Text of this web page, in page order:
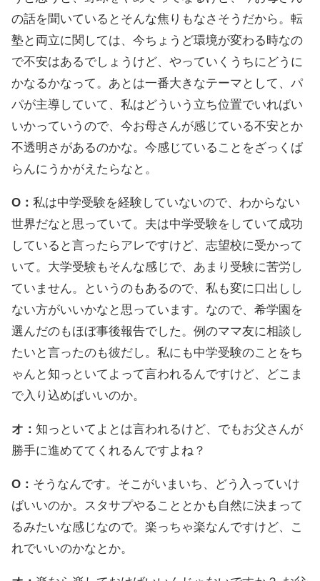
の話を聞いているとそんな焦りもなさそうだから。転
塾と両立に関しては、今ちょうど環境が変わる時なの
で不安はあるでしょうけど、やっていくうちにどうに
かなるかなって。あとは一番大きなテーマとして、パ
パが主導していて、私はどういう立ち位置でいればい
いかっていうので、今お母さんが感じている不安とか
不透明さがあるのかな。今感じていることをざっくば
らんにうかがえたらなと。
O： 私は中学受験を経験していないので、わからない
世界だなと思っていて。夫は中学受験をしていて成功
していると言ったらアレですけど、志望校に受かって
いて。大学受験もそんな感じで、あまり受験に苦労し
ていません。というのもあるので、私も変に口出しし
ない方がいいかなと思っています。なので、希学園を
選んだのもほぼ事後報告でした。例のママ友に相談し
たいと言ったのも彼だし。私にも中学受験のことをち
ゃんと知っといてよって言われるんですけど、どこま
で入り込めばいいのか。
オ： 知っといてよとは言われるけど、でもお父さんが
勝手に進めててくれるんですよね？
O： そうなんです。そこがいまいち、どう入っていけ
ばいいのか。スタサプやることとかも自然に決まって
るみたいな感じなので。楽っちゃ楽なんですけど、こ
れでいいのかなとか。